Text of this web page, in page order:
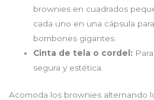
brownies en cuadrados
cada uno en una cápsula
bombones gigantes.
Cinta de tela o cordel:
segura y estética.
Acomoda los brownies alternando